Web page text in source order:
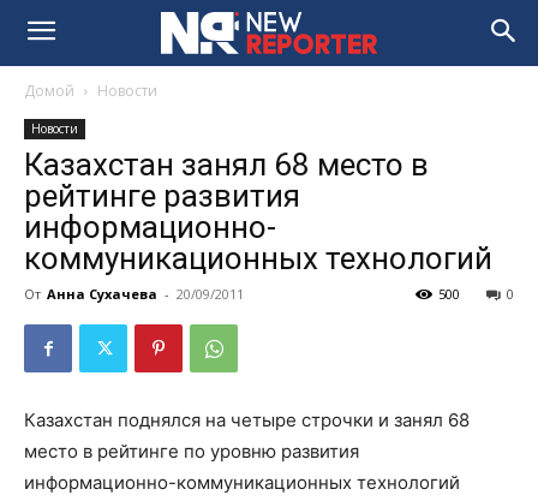
Домой Новости
Новости
Казахстан занял 68 место в
рейтинге развития
информационно-
коммуникационных технологий
От Анна Сухачева - 20/09/2011 0
500
Казахстан поднялся на четыре строчки и занял 68
место в рейтинге по уровню развития
информационно-коммуникационных технологий